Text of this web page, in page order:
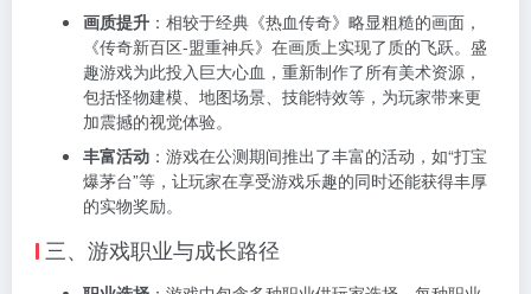
画质提升 ：相较于经典《热血传奇》略显粗糙的画面，
《传奇新百区-盟重神兵》在画质上实现了质的飞跃。盛
趣游戏为此投入巨大心血，重新制作了所有美术资源，
包括怪物建模、地图场景、技能特效等，为玩家带来更
加震撼的视觉体验。
丰富活动 ：游戏在公测期间推出了丰富的活动，如“打宝
爆茅台”等，让玩家在享受游戏乐趣的同时还能获得丰厚
的实物奖励。
三、游戏职业与成长路径